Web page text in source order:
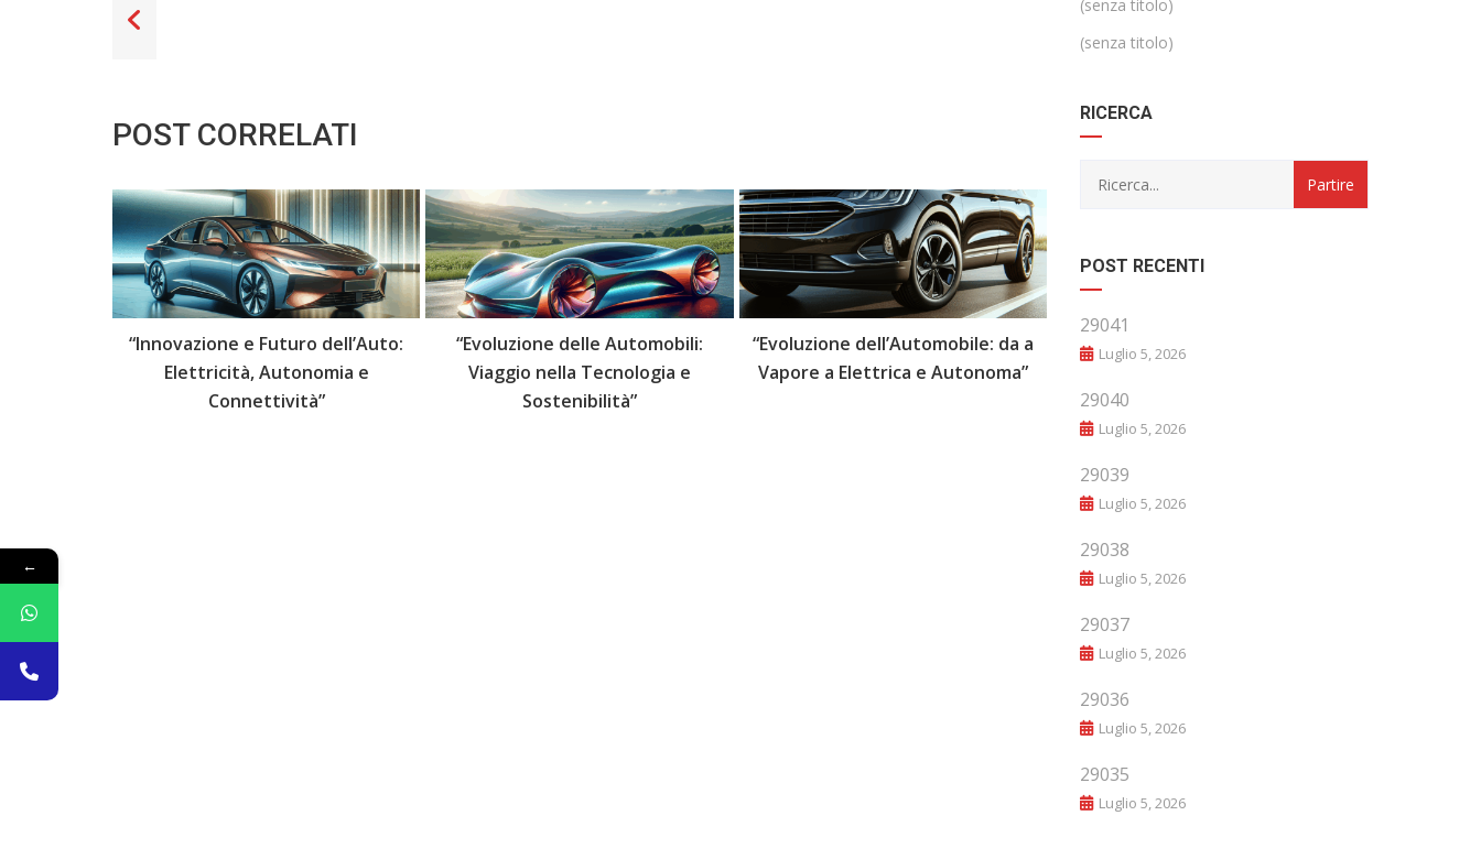
POST CORRELATI
“Innovazione e Futuro dell’Auto:
Elettricità, Autonomia e
Connettività”
“Evoluzione delle Automobili:
Viaggio nella Tecnologia e
Sostenibilità”
“Evoluzione dell’Automobile: da a
Vapore a Elettrica e Autonoma”
“Evoluzione e Innovazione: Il Futuro
(senza titolo)
(senza titolo)
RICERCA
POST RECENTI
29041
Luglio 5, 2026
29040
Luglio 5, 2026
29039
Luglio 5, 2026
29038
Luglio 5, 2026
29037
Luglio 5, 2026
29036
Luglio 5, 2026
29035
Luglio 5, 2026
←